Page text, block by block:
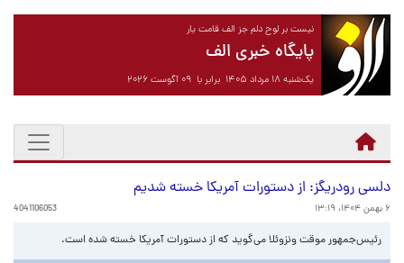
نیست بر لوح دلم جز الف قامت یار
پایگاه خبری الف
یک‌شنبه ۱۸ مرداد ۱۴۰۵ برابر با ۰۹ آگوست ۲۰۲۶
دلسی رودریگز: از دستورات آمریکا خسته شدیم
۶ بهمن ۱۴۰۴، ۱۳:۱۹ 4041106053
رئیس‌جمهور موقت ونزوئلا می‌گوید که از دستورات آمریکا خسته شده است.